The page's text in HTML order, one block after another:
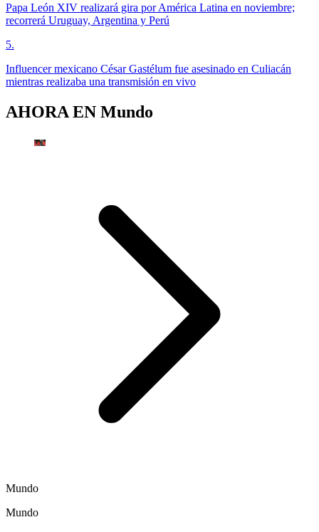
Papa León XIV realizará gira por América Latina en noviembre;
recorrerá Uruguay, Argentina y Perú
5.
Influencer mexicano César Gastélum fue asesinado en Culiacán
mientras realizaba una transmisión en vivo
AHORA EN Mundo
Mundo
Mundo